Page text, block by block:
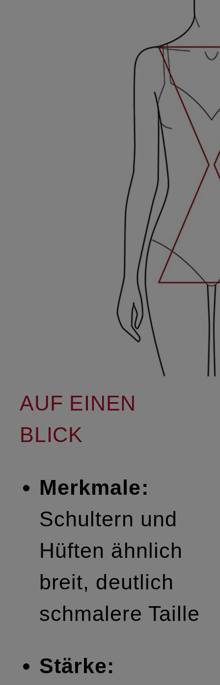
AUF EINEN
BLICK
Merkmale:
Schultern und
Hüften ähnlich
breit, deutlich
schmalere Taille
Stärke: